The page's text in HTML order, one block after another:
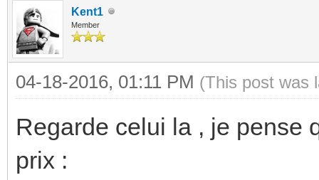
Kent1
Member
04-18-2016, 01:11 PM (This post was
Regarde celui la , je pense
prix :